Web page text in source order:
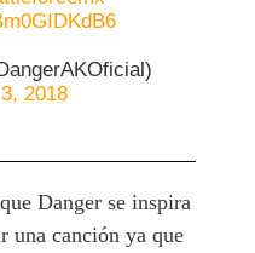
2018
Danger se inspira
una canción ya que